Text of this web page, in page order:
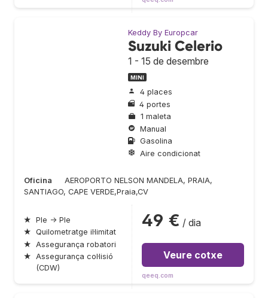
Keddy By Europcar
Suzuki Celerio
1 - 15 de desembre
MINI
4 places
4 portes
1 maleta
Manual
Gasolina
Aire condicionat
Oficina
AEROPORTO NELSON MANDELA, PRAIA,
SANTIAGO, CAPE VERDE,Praia,CV
★ Ple → Ple
★ Quilometratge il·limitat
★ Assegurança robatori
★ Assegurança col·lisió
(CDW)
49 € / dia
Veure cotxe
qeeq.com